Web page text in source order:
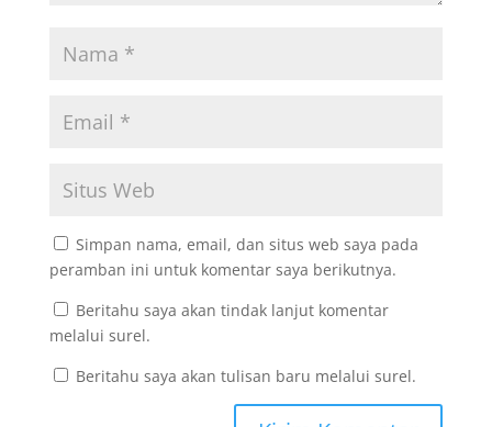
Simpan nama, email, dan situs web saya pada
peramban ini untuk komentar saya berikutnya.
Beritahu saya akan tindak lanjut komentar
melalui surel.
Beritahu saya akan tulisan baru melalui surel.